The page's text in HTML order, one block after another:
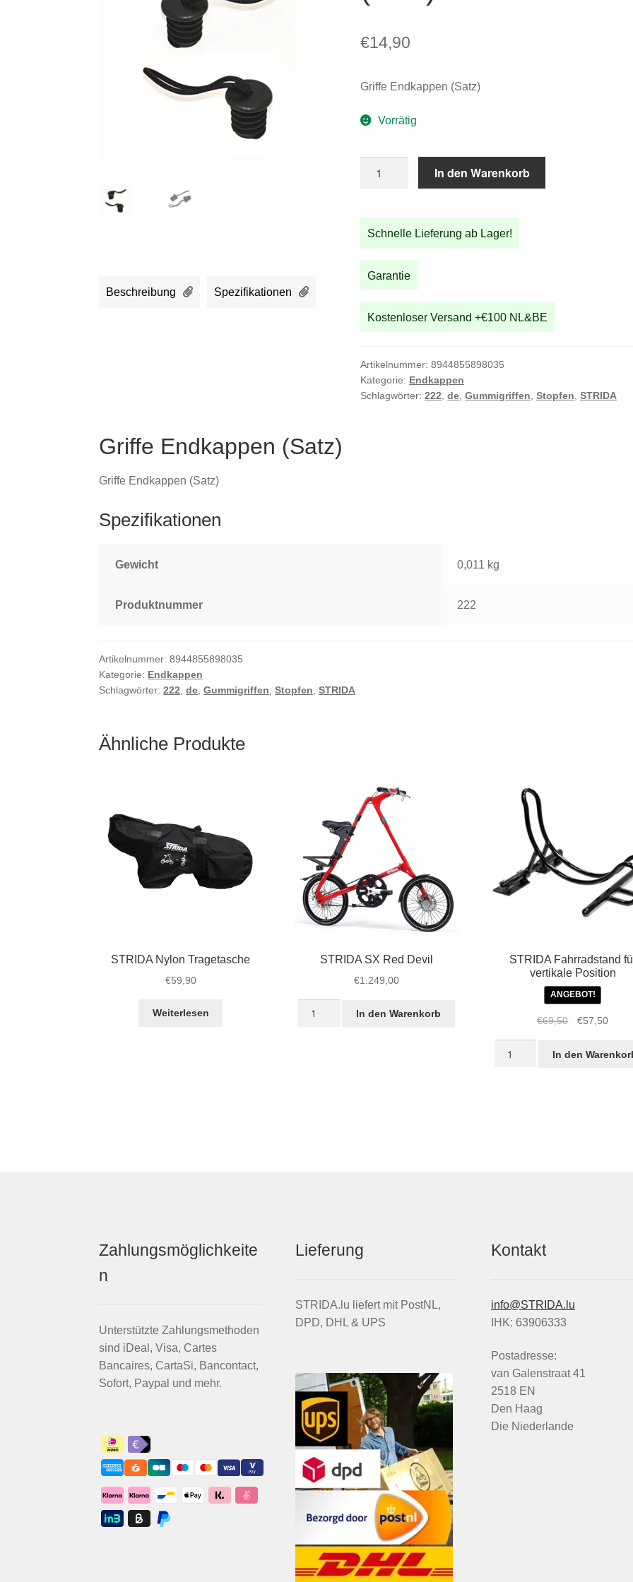
€14,90
Griffe Endkappen (Satz)
Vorrätig
Menge
In den Warenkorb
Schnelle Lieferung ab Lager!
Garantie
Kostenloser Versand +€100 NL&BE
Artikelnummer:8944855898035
Kategorie: Endkappen
Schlagwörter:222 ,de ,Gummigriffen ,Stopfen ,STRIDA
Beschreibung Spezifikationen
Griffe Endkappen (Satz)
Griffe Endkappen (Satz)
Spezifikationen
Gewicht 0,011 kg
Produktnummer 222
Artikelnummer:8944855898035
Kategorie: Endkappen
Schlagwörter:222,de,Gummigriffen,Stopfen,STRIDA
Ähnliche Produkte
STRIDA Nylon Tragetasche
€59,90
Weiterlesen
STRIDA SX Red Devil
€1.249,00
In den Warenkorb
STRIDA Fahrradstand
vertikale Position
ANGEBOT!
€69,50
Ursprünglicher
war:
€57,50
ist:
In den
Zahlungsmöglichkeite
n
Unterstützte Zahlungsmethoden
sind iDeal, Visa, Cartes
Bancaires, CartaSi, Bancontact,
Sofort, Paypal und mehr.
Lieferung
STRIDA.lu liefert mit PostNL,
DPD, DHL & UPS
Kontakt
info@STRIDA.lu
IHK: 63906333
Postadresse:
van Galenstraat 41
2518 EN
Den Haag
Die Niederlande